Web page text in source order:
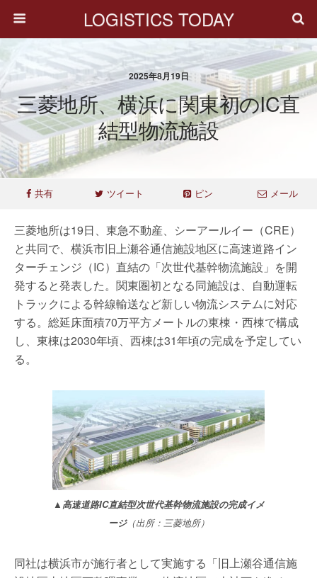
LOGISTICS TODAY
2025年8月19日
三菱地所、横浜に関東初のIC直
結型物流施設
共有 ツイート ピン メール
三菱地所は19日、東急不動産、シーアールイー（CRE）
と共同で、横浜市旧上瀬谷通信施設地区に高速道路イン
ターチェンジ（IC）直結の「次世代基幹物流施設」を開
発すると発表した。関東圏初となる同施設は、自動運転
トラックによる幹線輸送など新しい物流システムに対応
する。総延床面積70万平方メートルの東棟・西棟で構成
し、東棟は2030年頃、西棟は31年頃の完成を予定してい
る。
▲高速道路IC直結型次世代基幹物流施設の完成イメ
ージ（出所：三菱地所）
同社は横浜市が施行者として実施する「旧上瀬谷通信施